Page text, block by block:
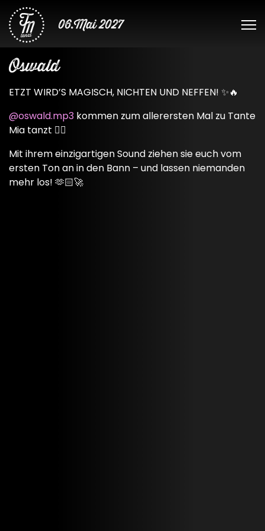
06.Mai 2027
Oswald
ETZT WIRD’S MAGISCH, NICHTEN UND NEFFEN! ✨🔥
@oswald.mp3 kommen zum allerersten Mal zu Tante
Mia tanzt ❤️‍🔥
Mit ihrem einzigartigen Sound ziehen sie euch vom
ersten Ton an in den Bann – und lassen niemanden
mehr los! 🫶🏻🚀